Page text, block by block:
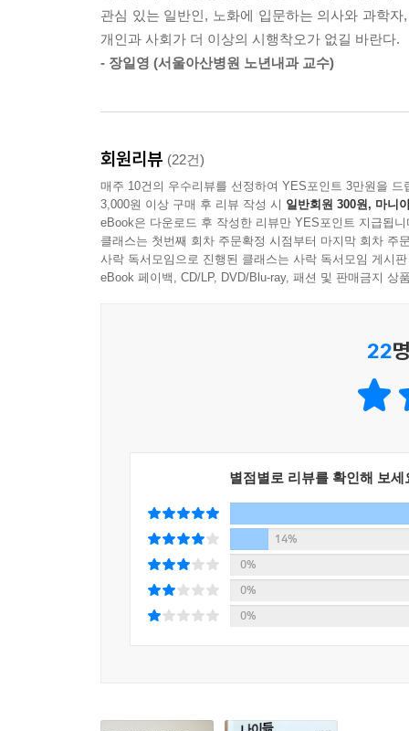
지은이는 서울아산병원의 노년내과 교수다.
노년내과는 왠지 익숙하지 않다. 그만큼 노인의
하지만 우리나라는 2017년에 이미 고령 사회
처방은 드물지 않게 문제를 일으킨다.
예를 들어 노화가 진행된 노인에게 부작용이 생
못하게 되는 경우가 생기기도 하고, 젊은이들은
이후 몇 주가 되도록 퇴원하지 못하는 경우도 발
대해 관심이 부족하다 보면 생각보다 간단한 문
노년에 대한 천편일률적인 내용의 여느 책들과
나이듦을 꿈꾸고 설계할 수 있게 도와준다. _ 교보문
“노화란 무엇인가에 대한 기초 지식을 습득하고,
작가의 임상 경험과 해박한 지식을 투영하여 고령
균형 잡히고 통섭적인 시각에서 노쇠와 노화, 그
노화를 보다 객관적으로 바라보고 대처할 수 있는
관심 있는 일반인, 노화에 입문하는 의사와 과학
개인과 사회가 더 이상의 시행착오가 없길 바란다.
- 장일영 (서울아산병원 노년내과 교수)
회원리뷰 (22건)
매주 10건의 우수리뷰를 선정하여 YES포인트 3만원을 드
3,000원 이상 구매 후 리뷰 작성 시 일반회원 300원, 마니
eBook은 다운로드 후 작성한 리뷰만 YES포인트 지급됩니
클래스는 첫번째 회차 주문확정 시점부터 마지막 회차 주
사락 독서모임으로 진행된 클래스는 사락 독서모임 게시
eBook 페이백, CD/LP, DVD/Blu-ray, 패션 및 판매금지 상
22
별점별로 리뷰를 확인해 보세
14%
0%
0%
0%